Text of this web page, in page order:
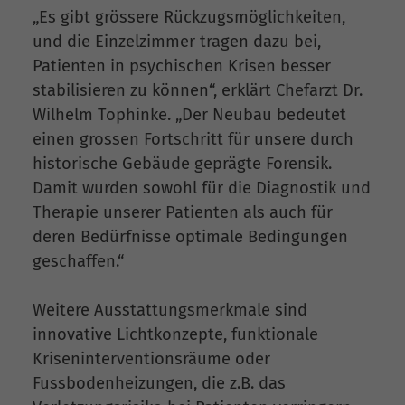
„Es gibt grössere Rückzugsmöglichkeiten,
und die Einzelzimmer tragen dazu bei,
Patienten in psychischen Krisen besser
stabilisieren zu können“, erklärt Chefarzt Dr.
Wilhelm Tophinke. „Der Neubau bedeutet
einen grossen Fortschritt für unsere durch
historische Gebäude geprägte Forensik.
Damit wurden sowohl für die Diagnostik und
Therapie unserer Patienten als auch für
deren Bedürfnisse optimale Bedingungen
geschaffen.“
Weitere Ausstattungsmerkmale sind
innovative Lichtkonzepte, funktionale
Kriseninterventionsräume oder
Fussbodenheizungen, die z.B. das